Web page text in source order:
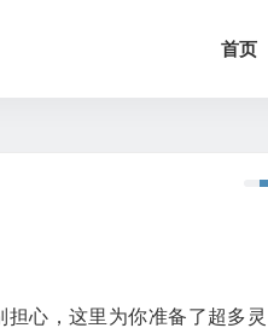
首页
心，这里为你准备了超多灵